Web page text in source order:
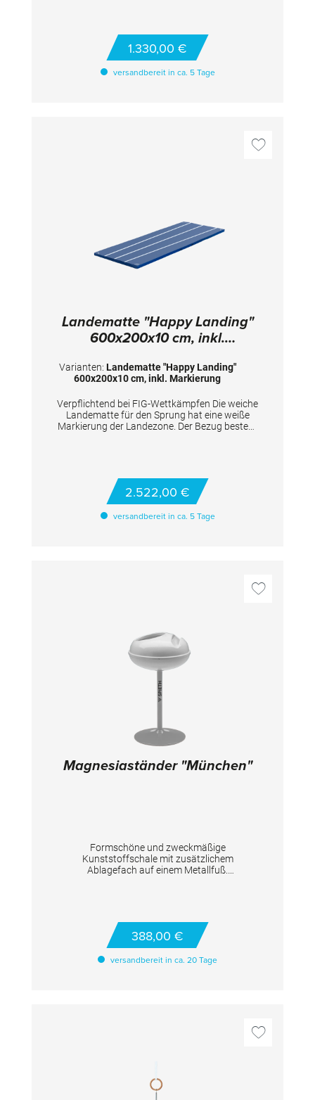
1.330,00 €
versandbereit in ca. 5 Tage
Landematte "Happy Landing"
600x200x10 cm, inkl.
Varianten: Landematte "Happy Landing"
600x200x10 cm, inkl. Markierung
Verpflichtend bei FIG-Wettkämpfen Die weiche
Landematte für den Sprung hat eine weiße
Markierung der Landezone. Der Bezug besteht
2.522,00 €
versandbereit in ca. 5 Tage
Magnesiaständer "München"
Formschöne und zweckmäßige
Kunststoffschale mit zusätzlichem
Ablagefach auf einem Metallfuß.
388,00 €
versandbereit in ca. 20 Tage